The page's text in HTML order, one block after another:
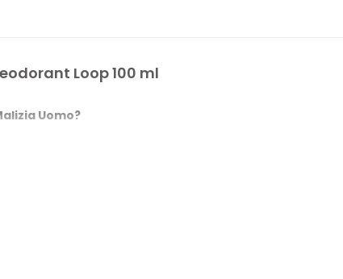
Loop 100 ml
Uomo?
Schweiss?
Gerüche beschrieben, der über den Tag